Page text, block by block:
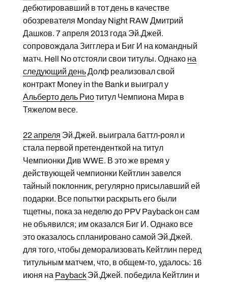
дебютировавший в тот день в качестве
обозревателя Monday Night RAW Дмитрий
Дашков. 7 апреля 2013 года Эй.Джей.
сопровождала Зигглера и Биг И на командный
матч. Hell No отстояли свои титулы. Однако на
следующий деньДолф реализовал свой
контракт Money in the Bank и выиграл у
Альберто дель Риотитул Чемпиона Мира в
Тяжелом весе.
22 апреля Эй.Джей. выиграла баттл-роял и
стала первой претенденткой на титул
Чемпионки Див WWE. В это же время у
действующей чемпионки Кейтлин завелся
тайный поклонник, регулярно присылавший ей
подарки. Все попытки раскрыть его были
тщетны, пока за неделю до PPV Payback он сам
не объявился; им оказался Биг И. Однако все
это оказалось спланировано самой Эй.Джей.
для того, чтобы деморализовать Кейтлин перед
титульным матчем, что, в общем-то, удалось: 16
июня на PaybackЭй.Джей. победила Кейтлин и